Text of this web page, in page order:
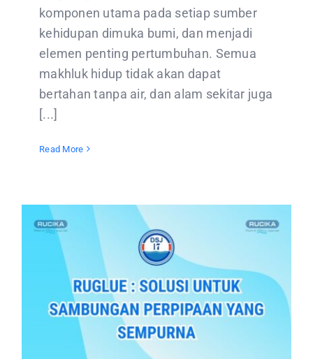
komponen utama pada setiap sumber
kehidupan dimuka bumi, dan menjadi
elemen penting pertumbuhan. Semua
makhluk hidup tidak akan dapat
bertahan tanpa air, dan alam sekitar juga
[...]
Read More